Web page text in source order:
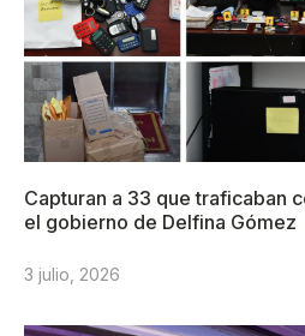
Capturan a 33 que traficaban
el gobierno de Delfina Gómez
3 julio, 2026